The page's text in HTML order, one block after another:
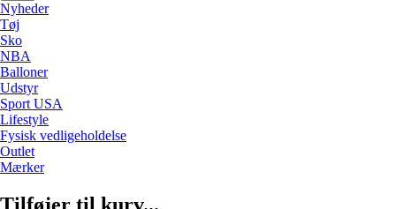
Nyheder
Tøj
Sko
NBA
Balloner
Udstyr
Sport USA
Lifestyle
Fysisk vedligeholdelse
Outlet
Mærker